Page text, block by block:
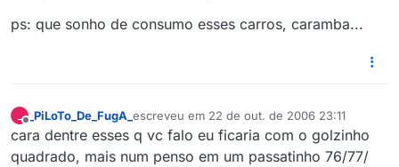
ps: que sonho de consumo esses carros, caramba...
_
Offline
_PiLoTo_De_FugA_ escreveu em 22 de out. de 2006 23:11
última edição por
cara dentre esses q vc falo eu ficaria com o golzinho
quadrado, mais num penso em um passatinho 76/77/